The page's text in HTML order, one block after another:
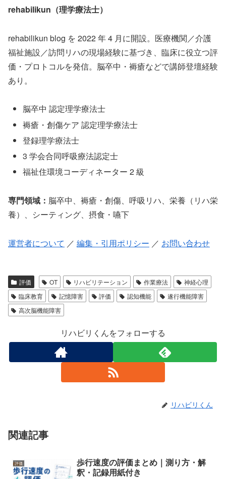
rehabilikun（理学療法士）
rehabilikun blog を 2022 年 4 月に開設。医療機関／介護
福祉施設／訪問リハの現場経験に基づき、臨床に役立つ評
価・プロトコルを発信。脳卒中・褥瘡などで講師登壇経験
あり。
脳卒中 認定理学療法士
褥瘡・創傷ケア 認定理学療法士
登録理学療法士
3 学会合同呼吸療法認定士
福祉住環境コーディネーター 2 級
専門領域： 脳卒中、褥瘡・創傷、呼吸リハ、栄養（リハ栄
養）、シーティング、摂食・嚥下
運営者について ／ 編集・引用ポリシー ／ お問い合わせ
評価 OT リハビリテーション 作業療法
神経心理
臨床教育
記憶障害 評価 認知機能
遂行機能障害
高次脳機能障害
リハビリくんをフォローする
リハビリくん
関連記事
評価
歩行速度の評価まとめ｜測り方・解
釈・記録用紙付き